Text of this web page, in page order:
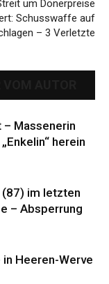
um Dönerpreise
Schusswaffe auf
– 3 Verletzte
– Massenerin
herein
im letzten
– Absperrung
Heeren-Werve